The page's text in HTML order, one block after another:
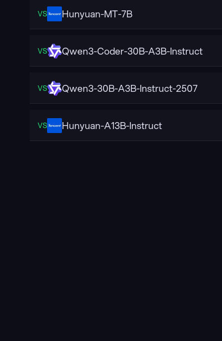
VS Hunyuan-MT-7B
VS Qwen3-Coder-30B-A3B-Instruct
VS Qwen3-30B-A3B-Instruct-2507
VS Hunyuan-A13B-Instruct